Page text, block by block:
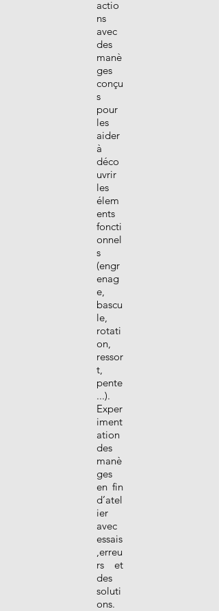
actio
ns
avec
des
manè
ges
conçu
s
pour
les
aider
à
déco
uvrir
les
élem
ents
foncti
onnel
s
(engr
enag
e,
bascu
le,
rotati
on,
ressor
t,
pente
...).
Exper
iment
ation
des
manè
ges
en fin
d’atel
ier
avec
essais
,erreu
rs et
des
soluti
ons.